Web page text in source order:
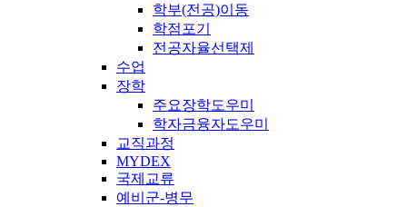
학부(전공)이동
학점포기
전공자율선택제
수업
장학
주요장학도우미
학자금융자도우미
교직과정
MYDEX
국제교류
예비군-병무